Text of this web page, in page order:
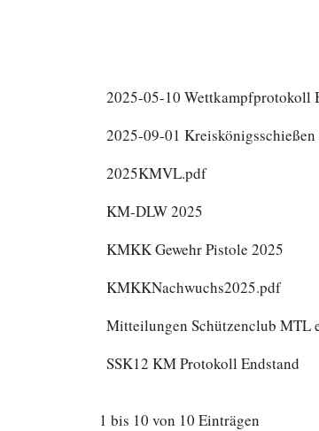
2025-05-10 Wettkampfprotokoll
2025-09-01 Kreiskönigsschießen
2025KMVL.pdf
KM-DLW 2025
KMKK Gewehr Pistole 2025
KMKKNachwuchs2025.pdf
Mitteilungen Schützenclub MTL
SSK12 KM Protokoll Endstand
1 bis 10 von 10 Einträgen